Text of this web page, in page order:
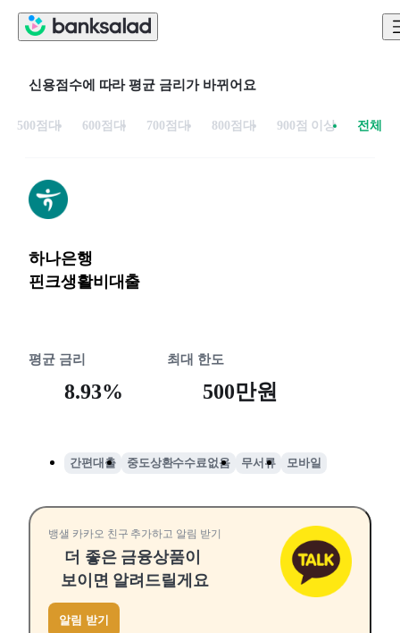
신용점수에 따라 평균 금리가 바뀌어요
500점대 600점대 700점대 800점대 900점 이상 전체
하나은행
핀크생활비대출
평균 금리
8.93%
최대 한도
500만원
간편대출 중도상환수수료없음 무서류 모바일
뱅샐 카카오 친구 추가하고 알림 받기
더 좋은 금융상품이
보이면 알려드릴게요
알림 받기